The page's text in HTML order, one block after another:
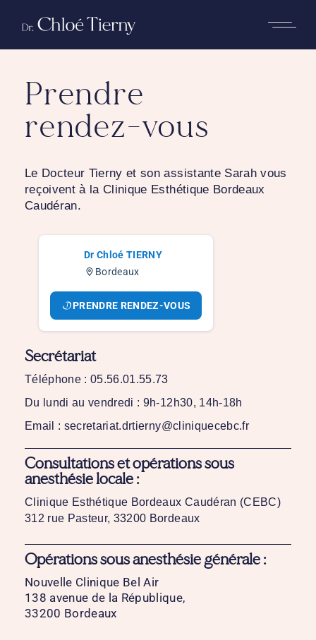
Prendre
rendez-vous
Le Docteur Tierny et son assistante Sarah vous
reçoivent à la Clinique Esthétique Bordeaux
Caudéran.
Dr Chloé TIERNY
Bordeaux
PRENDRE RENDEZ-VOUS
Secrétariat
Téléphone : 05.56.01.55.73
Du lundi au vendredi : 9h-12h30, 14h-18h
Email : secretariat.drtierny@cliniquecebc.fr
Consultations et opérations sous
anesthésie locale :
Clinique Esthétique Bordeaux Caudéran (CEBC)
312 rue Pasteur, 33200 Bordeaux
Opérations sous anesthésie générale :
Nouvelle Clinique Bel Air
138 avenue de la République,
33200 Bordeaux